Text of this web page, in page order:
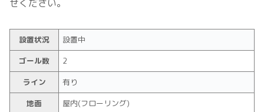
せください。
設置状況
設置中
ゴール数
2
ライン
有り
地面
屋内(フローリング)